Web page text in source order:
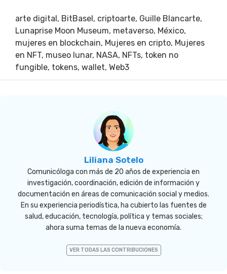
arte digital, BitBasel, criptoarte, Guille Blancarte,
Lunaprise Moon Museum, metaverso, México,
mujeres en blockchain, Mujeres en cripto, Mujeres
en NFT, museo lunar, NASA, NFTs, token no
fungible, tokens, wallet, Web3
Liliana Sotelo
Comunicóloga con más de 20 años de experiencia en
investigación, coordinación, edición de información y
documentación en áreas de comunicación social y medios.
En su experiencia periodística, ha cubierto las fuentes de
salud, educación, tecnología, política y temas sociales;
ahora suma temas de la nueva economía.
VER TODAS LAS CONTRIBUCIONES